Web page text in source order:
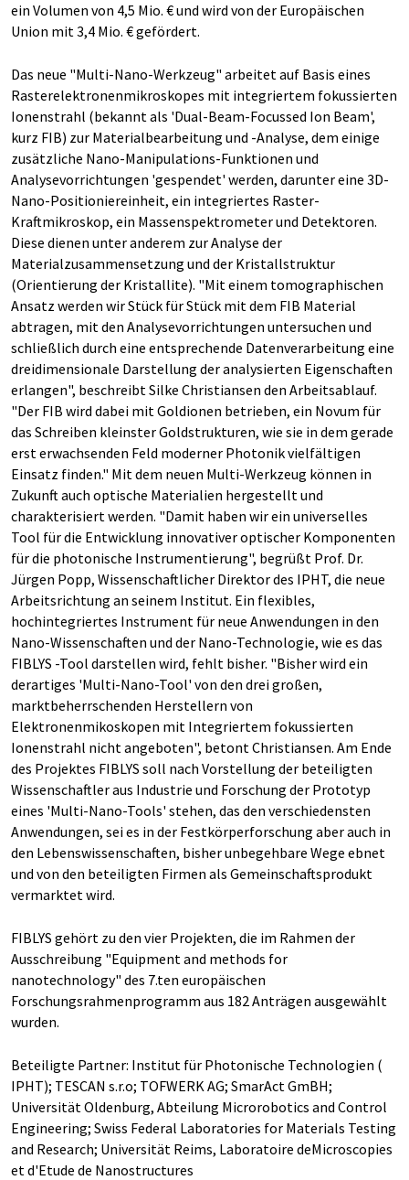
ein Volumen von 4,5 Mio. € und wird von der Europäischen
Union mit 3,4 Mio. € gefördert.
Das neue "Multi-Nano-Werkzeug" arbeitet auf Basis eines
Rasterelektronenmikroskopes mit integriertem fokussierten
Ionenstrahl (bekannt als 'Dual-Beam-Focussed Ion Beam',
kurz FIB) zur Materialbearbeitung und -Analyse, dem einige
zusätzliche Nano-Manipulations-Funktionen und
Analysevorrichtungen 'gespendet' werden, darunter eine 3D-
Nano-Positioniereinheit, ein integriertes Raster-
Kraftmikroskop, ein Massenspektrometer und Detektoren.
Diese dienen unter anderem zur Analyse der
Materialzusammensetzung und der Kristallstruktur
(Orientierung der Kristallite). "Mit einem tomographischen
Ansatz werden wir Stück für Stück mit dem FIB Material
abtragen, mit den Analysevorrichtungen untersuchen und
schließlich durch eine entsprechende Datenverarbeitung eine
dreidimensionale Darstellung der analysierten Eigenschaften
erlangen", beschreibt Silke Christiansen den Arbeitsablauf.
"Der FIB wird dabei mit Goldionen betrieben, ein Novum für
das Schreiben kleinster Goldstrukturen, wie sie in dem gerade
erst erwachsenden Feld moderner Photonik vielfältigen
Einsatz finden." Mit dem neuen Multi-Werkzeug können in
Zukunft auch optische Materialien hergestellt und
charakterisiert werden. "Damit haben wir ein universelles
Tool für die Entwicklung innovativer optischer Komponenten
für die photonische Instrumentierung", begrüßt Prof. Dr.
Jürgen Popp, Wissenschaftlicher Direktor des IPHT, die neue
Arbeitsrichtung an seinem Institut. Ein flexibles,
hochintegriertes Instrument für neue Anwendungen in den
Nano-Wissenschaften und der Nano-Technologie, wie es das
FIBLYS -Tool darstellen wird, fehlt bisher. "Bisher wird ein
derartiges 'Multi-Nano-Tool' von den drei großen,
marktbeherrschenden Herstellern von
Elektronenmikoskopen mit Integriertem fokussierten
Ionenstrahl nicht angeboten", betont Christiansen. Am Ende
des Projektes FIBLYS soll nach Vorstellung der beteiligten
Wissenschaftler aus Industrie und Forschung der Prototyp
eines 'Multi-Nano-Tools' stehen, das den verschiedensten
Anwendungen, sei es in der Festkörperforschung aber auch in
den Lebenswissenschaften, bisher unbegehbare Wege ebnet
und von den beteiligten Firmen als Gemeinschaftsprodukt
vermarktet wird.
FIBLYS gehört zu den vier Projekten, die im Rahmen der
Ausschreibung "Equipment and methods for
nanotechnology" des 7.ten europäischen
Forschungsrahmenprogramm aus 182 Anträgen ausgewählt
wurden.
Beteiligte Partner: Institut für Photonische Technologien (
IPHT); TESCAN s.r.o; TOFWERK AG; SmarAct GmBH;
Universität Oldenburg, Abteilung Microrobotics and Control
Engineering; Swiss Federal Laboratories for Materials Testing
and Research; Universität Reims, Laboratoire deMicroscopies
et d'Etude de Nanostructures